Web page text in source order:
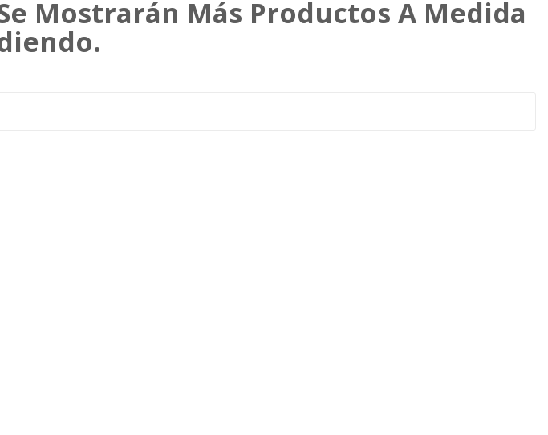
Mostrarán Más Productos A Medida